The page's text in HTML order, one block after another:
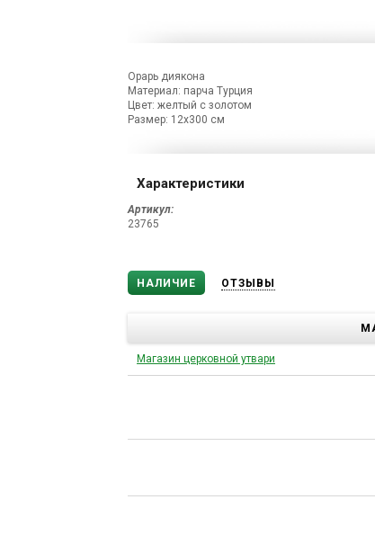
Орарь диякона
Материал: парча Турция
Цвет: желтый с золотом
Размер: 12х300 см
Характеристики
Артикул:
23765
НАЛИЧИЕ ОТЗЫВЫ
Магазин церковной утвари